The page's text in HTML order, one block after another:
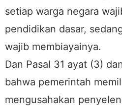
setiap warga negara
pendidikan dasar,
wajib membiayainya.
Dan Pasal 31 ayat (3)
bahwa pemerintah
mengusahakan